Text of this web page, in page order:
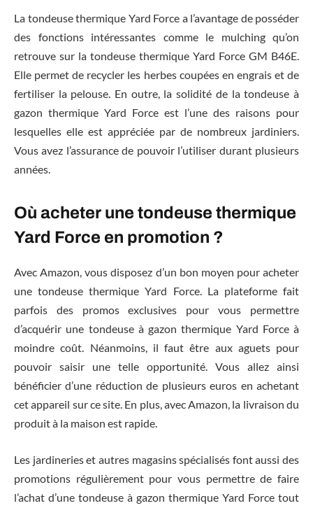
La tondeuse thermique Yard Force a l’avantage de posséder
des fonctions intéressantes comme le mulching qu’on
retrouve sur la tondeuse thermique Yard Force GM B46E.
Elle permet de recycler les herbes coupées en engrais et de
fertiliser la pelouse. En outre, la solidité de la tondeuse à
gazon thermique Yard Force est l’une des raisons pour
lesquelles elle est appréciée par de nombreux jardiniers.
Vous avez l’assurance de pouvoir l’utiliser durant plusieurs
années.
Où acheter une tondeuse thermique
Yard Force en promotion ?
Avec Amazon, vous disposez d’un bon moyen pour acheter
une tondeuse thermique Yard Force. La plateforme fait
parfois des promos exclusives pour vous permettre
d’acquérir une tondeuse à gazon thermique Yard Force à
moindre coût. Néanmoins, il faut être aux aguets pour
pouvoir saisir une telle opportunité. Vous allez ainsi
bénéficier d’une réduction de plusieurs euros en achetant
cet appareil sur ce site. En plus, avec Amazon, la livraison du
produit à la maison est rapide.
Les jardineries et autres magasins spécialisés font aussi des
promotions régulièrement pour vous permettre de faire
l’achat d’une tondeuse à gazon thermique Yard Force tout